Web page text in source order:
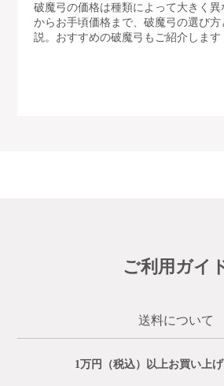
破魔弓の価格は種類によって大きく
からお手頃価格まで、破魔弓の選び
説。おすすめの破魔弓もご紹介します
ご利用ガイ
送料について
1万円（税込）以上お買い上